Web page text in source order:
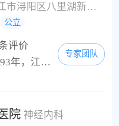
总院：江西省九江市浔阳区八里湖新区体育馆往前800米;生命活水医院：江西省九江市塔岭南路48号
公立
评价
九江市第一人民医院创建于1893年，江西南昌大学附属九江医院、四川大学附属华西医院、首都医科大学附属北京友谊医院协作医院。孙中山先生曾为医院题写“生命活水”院名，如今医院已发展成为一所集医疗、科研、教学、预防、保健、康复、急救为一体的九江市规模较大的三级甲等综合医院。承担着全市500万人口的医疗、保健和部分社区卫生服务等任务。医院学科齐全、技术力量雄厚、特色专科突出。医院占地面积17.7万平方米，共有两个院区（...
专家团队
院 神经内科